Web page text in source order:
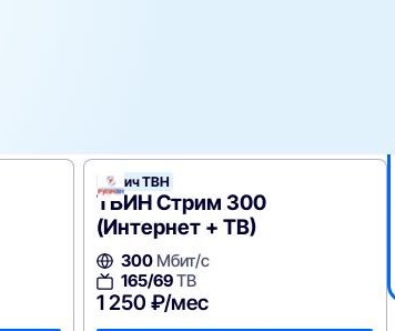
Русич ТВН
ТВИН Стрим 300
(Интернет + ТВ)
300 Мбит/с
165/69ТВ
1 250 ₽/мес